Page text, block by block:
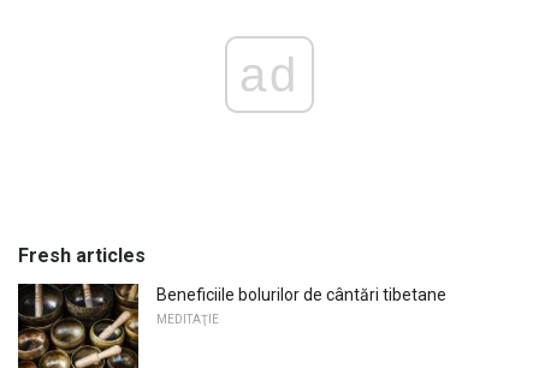
ad
Fresh articles
Beneficiile bolurilor de cântări tibetane
MEDITAŢIE